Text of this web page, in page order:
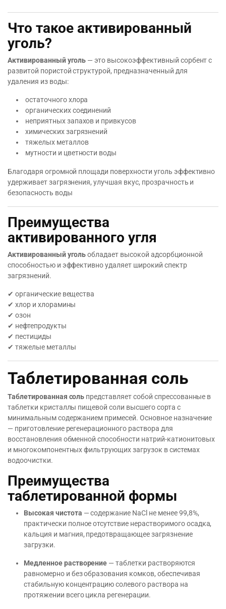
Что такое активированный
уголь?
Активированный уголь — это высокоэффективный сорбент с
развитой пористой структурой, предназначенный для
удаления из воды:
остаточного хлора
органических соединений
неприятных запахов и привкусов
химических загрязнений
тяжелых металлов
мутности и цветности воды
Благодаря огромной площади поверхности уголь эффективно
удерживает загрязнения, улучшая вкус, прозрачность и
безопасность воды
Преимущества
активированного угля
Активированный угольобладает высокой адсорбционной
способностью и эффективно удаляет широкий спектр
загрязнений.
✔ органические вещества
✔ хлор и хлорамины
✔ озон
✔ нефтепродукты
✔ пестициды
✔ тяжелые металлы
Таблетированная соль
Таблетированная соль представляет собой спрессованные в
таблетки кристаллы пищевой соли высшего сорта с
минимальным содержанием примесей. Основное назначение
— приготовление регенерационного раствора для
восстановления обменной способности натрий-катионитовых
и многокомпонентных фильтрующих загрузок в системах
водоочистки.
Преимущества
таблетированной формы
Высокая чистота — содержание NaCl не менее 99,8%,
практически полное отсутствие нерастворимого осадка,
кальция и магния, предотвращающее загрязнение
загрузки.
Медленное растворение — таблетки растворяются
равномерно и без образования комков, обеспечивая
стабильную концентрацию солевого раствора на
протяжении всего цикла регенерации.